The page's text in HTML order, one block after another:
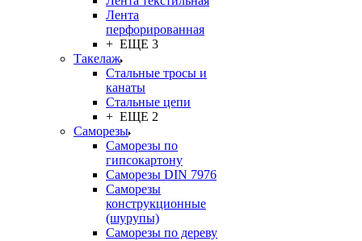
Лента
перфорированная
+ ЕЩЕ 3
Такелаж
Стальные тросы и
канаты
Стальные цепи
+ ЕЩЕ 2
Саморезы
Саморезы по
гипсокартону
Саморезы DIN 7976
Саморезы
конструкционные
(шурупы)
Саморезы по дереву